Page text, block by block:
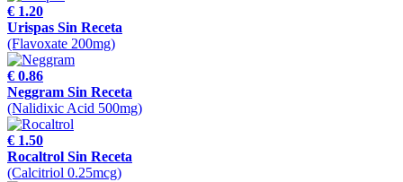
€ 1.20
Urispas Sin Receta
(Flavoxate 200mg)
€ 0.86
Neggram Sin Receta
(Nalidixic Acid 500mg)
€ 1.50
Rocaltrol Sin Receta
(Calcitriol 0.25mcg)